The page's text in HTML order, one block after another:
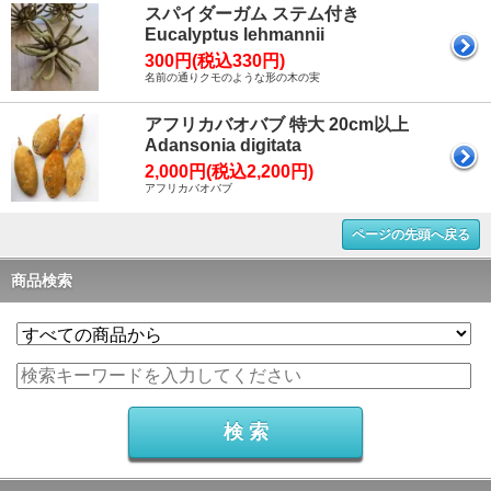
スパイダーガム ステム付き
Eucalyptus lehmannii
300円(税込330円)
名前の通りクモのような形の木の実
アフリカバオバブ 特大 20cm以上
Adansonia digitata
2,000円(税込2,200円)
アフリカバオバブ
ページの先頭へ戻る
商品検索